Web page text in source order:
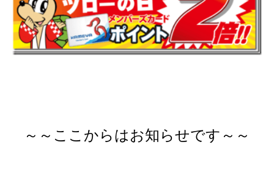
～～ここからはお知らせです～～